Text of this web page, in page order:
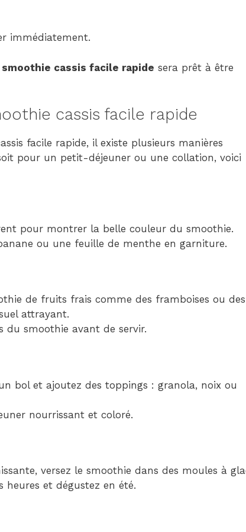
immédiatement.
smoothie cassis facile rapide sera prêt à être
cassis facile rapide
facile rapide, il existe plusieurs manières
pour un petit-déjeuner ou une collation, voici
pour montrer la belle couleur du smoothie.
ou une feuille de menthe en garniture.
de fruits frais comme des framboises ou des
attrayant.
du smoothie avant de servir.
bol et ajoutez des toppings : granola, noix ou
nourrissant et coloré.
versez le smoothie dans des moules à
heures et dégustez en été.